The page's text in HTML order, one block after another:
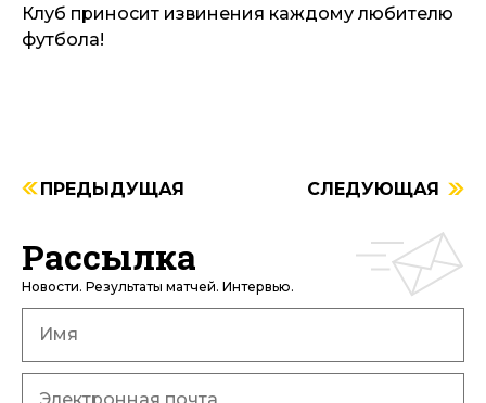
Клуб приносит извинения каждому любителю
футбола!
ПРЕДЫДУЩАЯ СЛЕДУЮЩАЯ
Рассылка
Новости. Результаты матчей. Интервью.